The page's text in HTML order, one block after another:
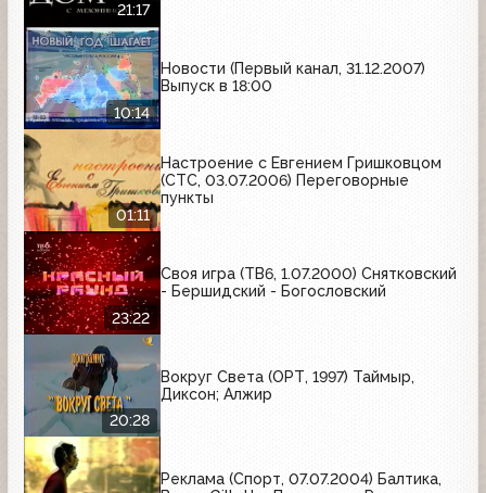
21:17
10:14
Новости (Первый канал, 31.12.2007)
Выпуск в 18:00
01:11
Настроение с Евгением Гришковцом
(СТС, 03.07.2006) Переговорные
пункты
23:22
Своя игра (ТВ6, 1.07.2000) Снятковский
- Бершидский - Богословский
20:28
Вокруг Света (ОРТ, 1997) Таймыр,
Диксон; Алжир
Реклама (Спорт, 07.07.2004) Балтика,